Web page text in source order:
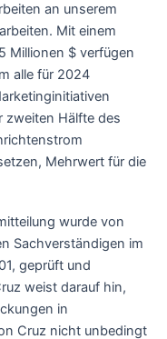
an unserem
Mit einem
Millionen $ verfügen
alle für 2024
zweiten Hälfte des
Mehrwert für die
wurde von
Sachverständigen im
geprüft und
weist darauf hin,
in
Cruz nicht unbedingt